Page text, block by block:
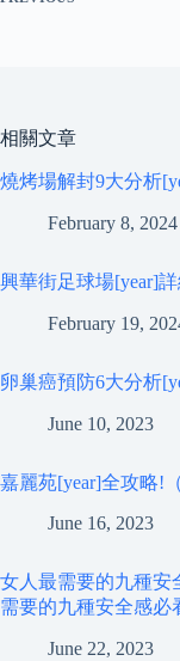
相關文章
燒烤場解封9大分析
February 8, 2024
興華街足球場[year]
February 19,
卵巢癌預防6大分析
June 10, 2023
嘉麗苑[year]全攻略!
June 16, 2023
女人最需要的九種安
需要的九種安全感必
June 22, 2023